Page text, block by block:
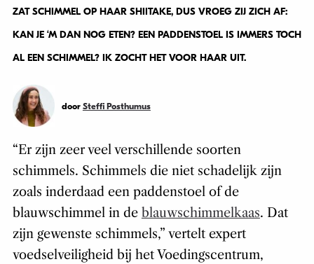
ZAT SCHIMMEL OP HAAR SHIITAKE, DUS VROEG ZIJ ZICH AF:
KAN JE ‘M DAN NOG ETEN? EEN PADDENSTOEL IS IMMERS TOCH
AL EEN SCHIMMEL? IK ZOCHT HET VOOR HAAR UIT.
door Steffi Posthumus
“Er zijn zeer veel verschillende soorten
schimmels. Schimmels die niet schadelijk zijn
zoals inderdaad een paddenstoel of de
blauwschimmel in de blauwschimmelkaas. Dat
zijn gewenste schimmels,” vertelt expert
voedselveiligheid bij het Voedingscentrum,